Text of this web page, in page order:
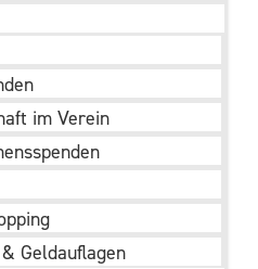
im Verein
Geldauflagen